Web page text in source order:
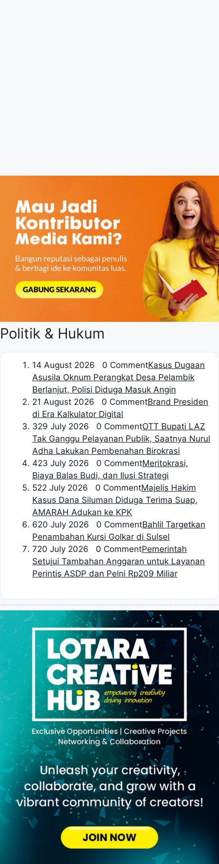
Politik & Hukum
14 August 2026 0 CommentKasus Dugaan
Asusila Oknum Perangkat Desa Pelambik
Berlanjut, Polisi Diduga Masuk Angin
21 August 2026 0 CommentBrand Presiden
di Era Kalkulator Digital
329 July 2026 0 CommentOTT Bupati LAZ
Tak Ganggu Pelayanan Publik, Saatnya Nurul
Adha Lakukan Pembenahan Birokrasi
423 July 2026 0 CommentMeritokrasi,
Biaya Balas Budi, dan Ilusi Strategi
522 July 2026 0 CommentMajelis Hakim
Kasus Dana Siluman Diduga Terima Suap,
AMARAH Adukan ke KPK
620 July 2026 0 CommentBahlil Targetkan
Penambahan Kursi Golkar di Sulsel
720 July 2026 0 CommentPemerintah
Setujui Tambahan Anggaran untuk Layanan
Perintis ASDP dan Pelni Rp209 Miliar